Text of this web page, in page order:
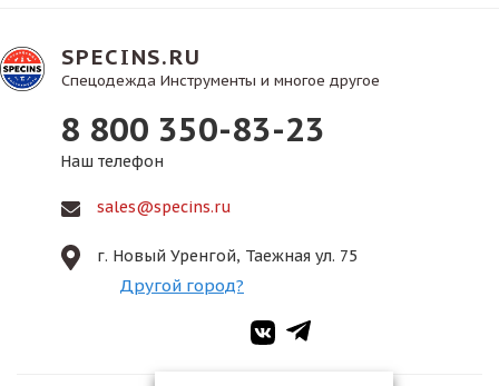
SPECINS.RU
Спецодежда Инструменты и многое другое
8 800 350-83-23
Наш телефон
sales@specins.ru
г. Новый Уренгой, Таежная ул. 75
Другой город?